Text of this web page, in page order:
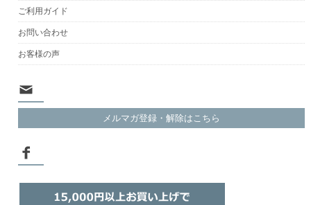
ご利用ガイド
お問い合わせ
お客様の声
メルマガ登録・解除はこちら